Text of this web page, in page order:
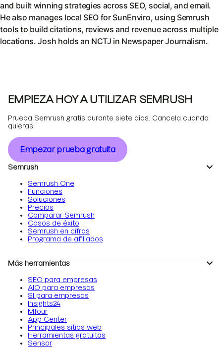
and built winning strategies across SEO, social, and email.
He also manages local SEO for SunEnviro, using Semrush
tools to build citations, reviews and revenue across multiple
locations. Josh holds an NCTJ in Newspaper Journalism.
EMPIEZA HOY A UTILIZAR SEMRUSH
Prueba Semrush gratis durante siete días. Cancela cuando
quieras.
Empezar prueba gratuita
Semrush
Semrush One
Funciones
Soluciones
Precios
Comparar Semrush
Casos de éxito
Semrush en cifras
Programa de afiliados
Más herramientas
SEO para empresas
AIO para empresas
SI para empresas
Insights24
Mfour
App Center
Principales sitios web
Herramientas gratuitas
Sensor